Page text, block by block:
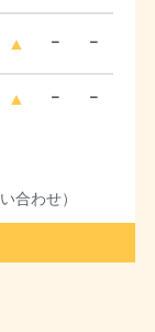
▲ ｰ ｰ
▲ ｰ ｰ
合わせ）